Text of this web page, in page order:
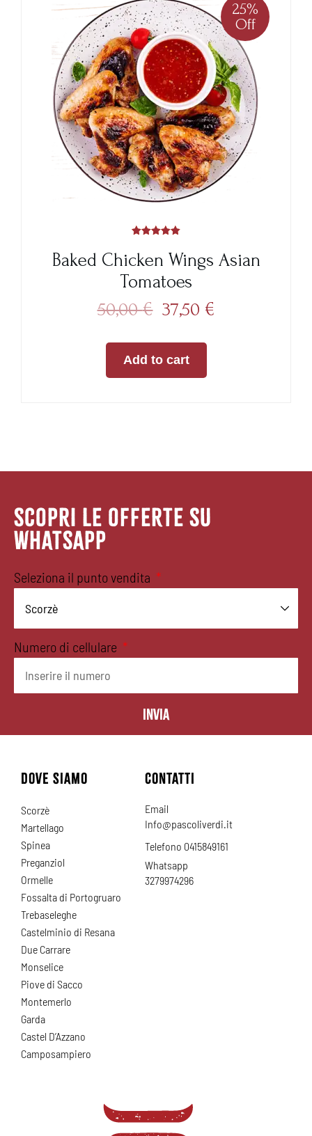
25%
Off
Baked Chicken Wings Asian
Tomatoes
out of 5
50,00€ 37,50 €
Add to cart
SCOPRI LE OFFERTE SU
WHATSAPP
Seleziona il punto vendita
Numero di cellulare
Invia
DOVE SIAMO CONTATTI
Scorzè
Martellago
Spinea
Preganziol
Ormelle
Fossalta di Portogruaro
Trebaseleghe
Castelminio di Resana
Due Carrare
Monselice
Piove di Sacco
Montemerlo
Garda
Castel D’Azzano
Camposampiero
Email
Info@pascoliverdi.it
Telefono 0415849161
Whatsapp
3279974296